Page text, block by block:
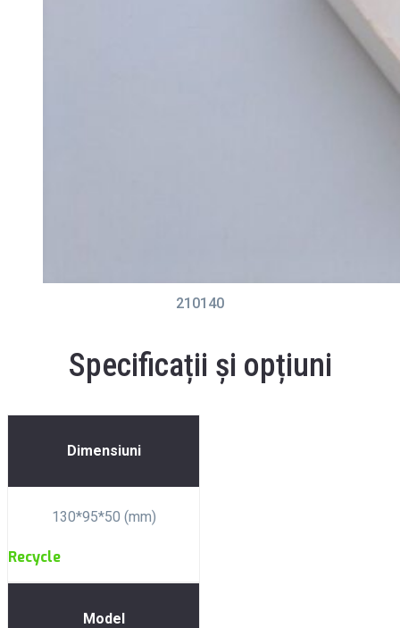
210140
Specificații și opțiuni
Dimensiuni
130*95*50 (mm)
Recycle
Model